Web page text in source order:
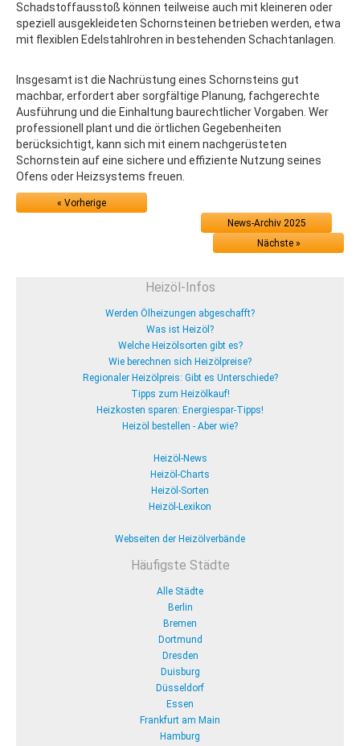
Schadstoffausstoß können teilweise auch mit kleineren oder
speziell ausgekleideten Schornsteinen betrieben werden, etwa
mit flexiblen Edelstahlrohren in bestehenden Schachtanlagen.
Insgesamt ist die Nachrüstung eines Schornsteins gut
machbar, erfordert aber sorgfältige Planung, fachgerechte
Ausführung und die Einhaltung baurechtlicher Vorgaben. Wer
professionell plant und die örtlichen Gegebenheiten
berücksichtigt, kann sich mit einem nachgerüsteten
Schornstein auf eine sichere und effiziente Nutzung seines
Ofens oder Heizsystems freuen.
« Vorherige
News-Archiv 2025
Nächste »
Heizöl-Infos
Werden Ölheizungen abgeschafft?
Was ist Heizöl?
Welche Heizölsorten gibt es?
Wie berechnen sich Heizölpreise?
Regionaler Heizölpreis: Gibt es Unterschiede?
Tipps zum Heizölkauf!
Heizkosten sparen: Energiespar-Tipps!
Heizöl bestellen - Aber wie?
Heizöl-News
Heizöl-Charts
Heizöl-Sorten
Heizöl-Lexikon
Webseiten der Heizölverbände
Häufigste Städte
Alle Städte
Berlin
Bremen
Dortmund
Dresden
Duisburg
Düsseldorf
Essen
Frankfurt am Main
Hamburg